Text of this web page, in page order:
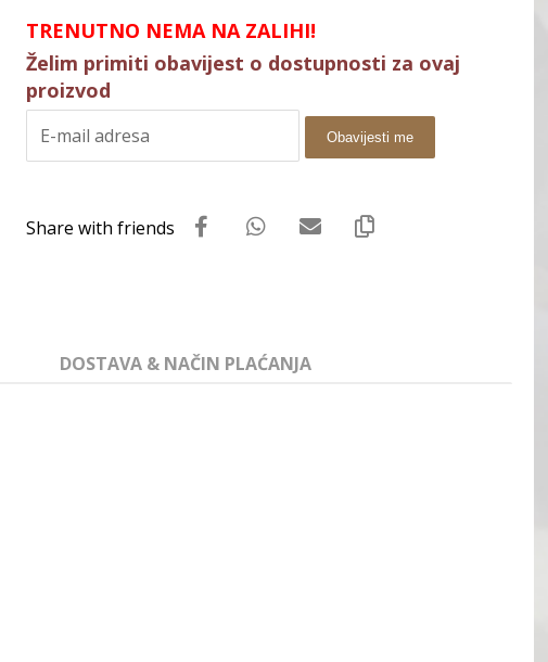
TRENUTNO NEMA NA ZALIHI!
Želim primiti obavijest o dostupnosti za ovaj
proizvod
Obavijesti me
DOSTAVA & NAČIN PLAĆANJA